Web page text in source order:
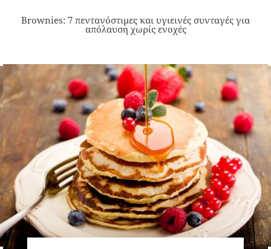
Brownies: 7 πεντανόστιμες και υγιεινές συνταγές για
απόλαυση χωρίς ενοχές